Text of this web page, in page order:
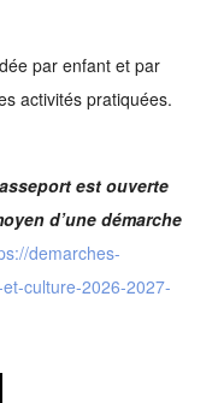
par enfant et par
activités pratiquées.
est ouverte
d’une démarche
demarches-
culture-2026-2027-